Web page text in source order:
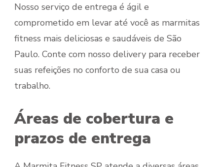
Nosso serviço de entrega é ágil e
comprometido em levar até você as marmitas
fitness mais deliciosas e saudáveis de São
Paulo. Conte com nosso delivery para receber
suas refeições no conforto de sua casa ou
trabalho.
Áreas de cobertura e
prazos de entrega